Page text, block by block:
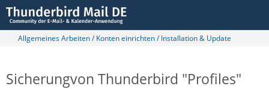
Allgemeines Arbeiten / Konten einrichten / Installation & Update
Sicherungvon Thunderbird "Profiles"